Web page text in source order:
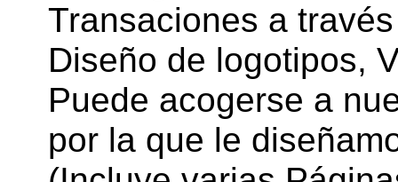
Transaciones a
Diseño de logotipos,
Puede acogerse a
por la que le